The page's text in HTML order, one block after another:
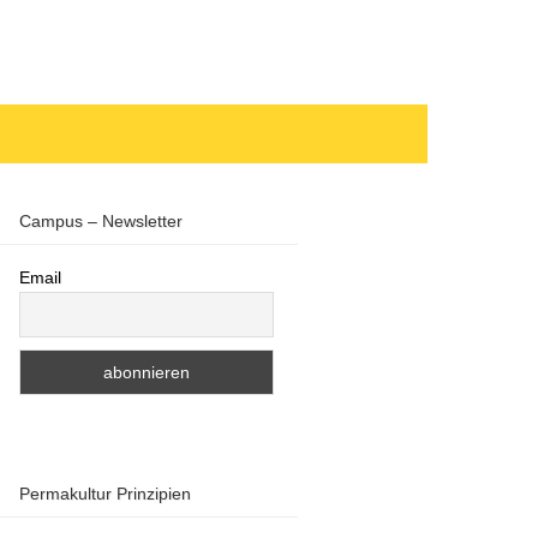
Campus – Newsletter
Email
Permakultur Prinzipien